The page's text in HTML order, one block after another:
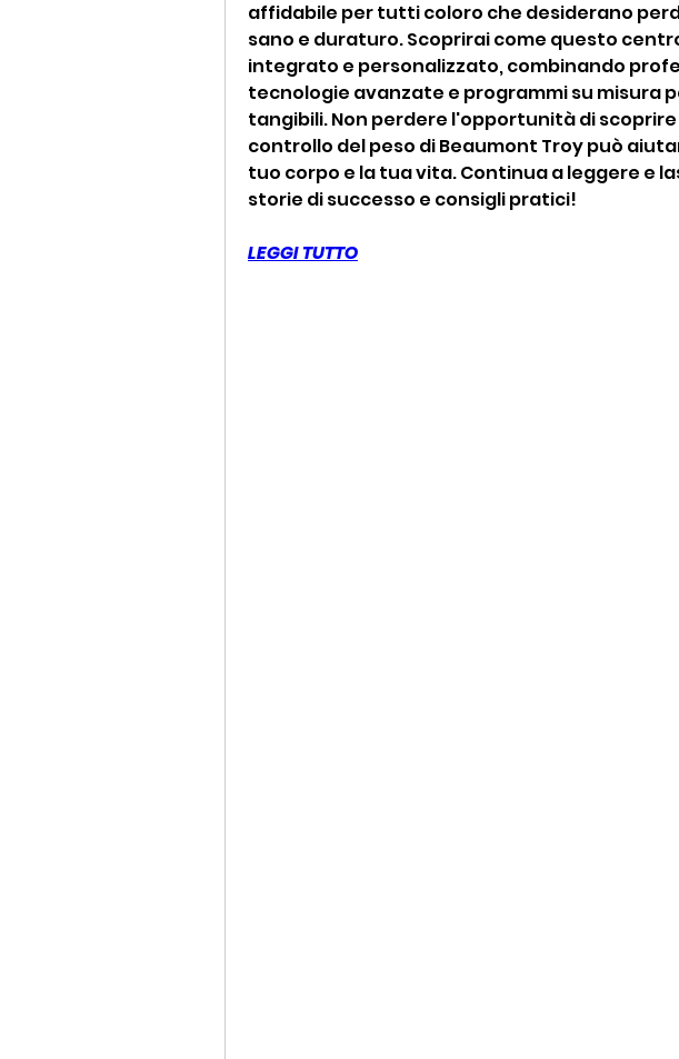
affidabile per tutti coloro che desiderano
sano e duraturo. Scoprirai come questo
integrato e personalizzato, combinando
tecnologie avanzate e programmi su misura
tangibili. Non perdere l'opportunità di
controllo del peso di Beaumont Troy può
tuo corpo e la tua vita. Continua a leggere e
storie di successo e consigli pratici!
LEGGI TUTTO